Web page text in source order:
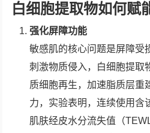
白细胞提取物如何赋
强化屏障功能
敏感肌的核心问题是屏障受
刺激物质侵入，白细胞提取
质细胞再生，加速脂质层重
力，实验表明，连续使用含
肌肤经皮水分流失值（